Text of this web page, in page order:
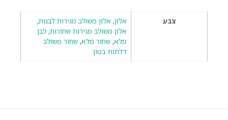
צבע אלון, אלון משולב מגירות לבנות,
אלון משולב מגירות שחורות, לבן
מלא, שחור מלא, שחור משולב
דלתות בטון